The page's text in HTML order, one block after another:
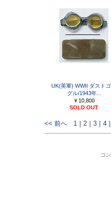
UK(英軍) WWII ダスト
グル/1943年...
￥10,800
SOLD OUT
<< 前へ 1 ｜ 2 ｜ 3 ｜ 4 ｜
コ